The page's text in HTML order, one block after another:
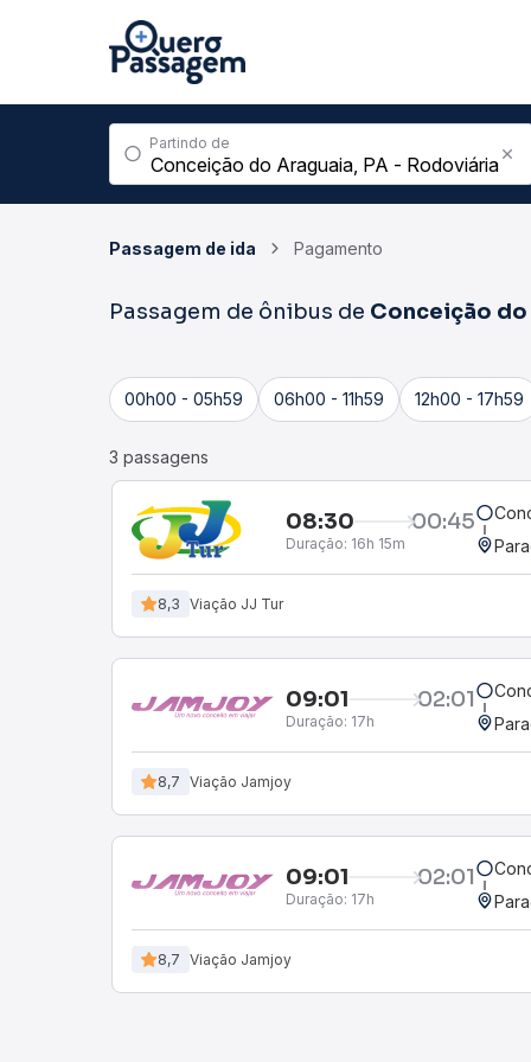
Partindo de
Passagem de ida Pagamento
Passagem de ônibus de Conceição
00h00 - 05h59 06h00 - 11h59 12h00 - 17h59
3 passagens
08:30 00:45
Duração: 16h 15m
8,3 Viação JJ Tur
09:01 02:01
Duração: 17h
8,7 Viação Jamjoy
09:01 02:01
Duração: 17h
8,7 Viação Jamjoy